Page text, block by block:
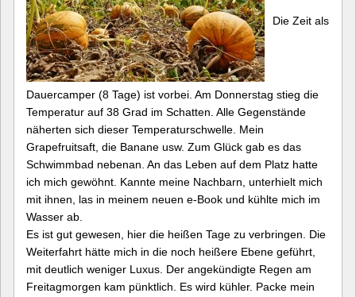
Die Zeit als
Dauercamper (8 Tage) ist vorbei. Am Donnerstag stieg die
Temperatur auf 38 Grad im Schatten. Alle Gegenstände
näherten sich dieser Temperaturschwelle. Mein
Grapefruitsaft, die Banane usw. Zum Glück gab es das
Schwimmbad nebenan. An das Leben auf dem Platz hatte
ich mich gewöhnt. Kannte meine Nachbarn, unterhielt mich
mit ihnen, las in meinem neuen e-Book und kühlte mich im
Wasser ab.
Es ist gut gewesen, hier die heißen Tage zu verbringen. Die
Weiterfahrt hätte mich in die noch heißere Ebene geführt,
mit deutlich weniger Luxus. Der angekündigte Regen am
Freitagmorgen kam pünktlich. Es wird kühler. Packe mein